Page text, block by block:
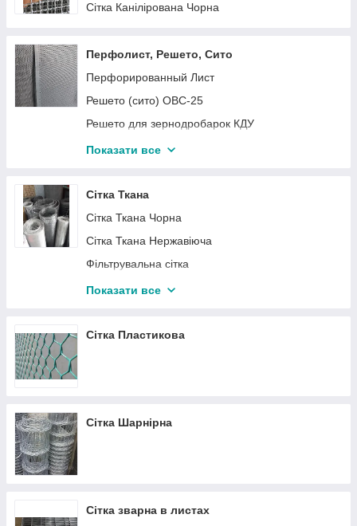
Сітка Канілірована Чорна
Перфолист, Решето, Сито
Перфорированный Лист
Решето (сито) ОВС-25
Решето для зернодробарок КДУ
Решето ДДМ для зернодробарок
Решета для БЦС, (вібраційний відцентровий
мм.
Решето на Петкус, К-547, К-527А, 292Х714 мм.
Показати все
Сітка Ткана
Сітка Ткана Чорна
Сітка Ткана Нержавіюча
Фільтрувальна сітка
Сітка ткана, оцинкована
Показати все
Сітка Пластикова
Сітка Шарнірна
Сітка зварна в листах